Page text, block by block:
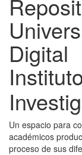
Digital
Un espacio para
académicos
proceso de sus